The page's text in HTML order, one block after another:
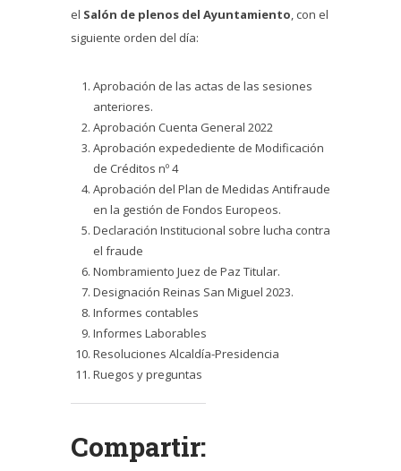
el Salón de plenos del Ayuntamiento, con el
siguiente orden del día:
Aprobación de las actas de las sesiones
anteriores.
Aprobación Cuenta General 2022
Aprobación expedediente de Modificación
de Créditos nº 4
Aprobación del Plan de Medidas Antifraude
en la gestión de Fondos Europeos.
Declaración Institucional sobre lucha contra
el fraude
Nombramiento Juez de Paz Titular.
Designación Reinas San Miguel 2023.
Informes contables
Informes Laborables
Resoluciones Alcaldía-Presidencia
Ruegos y preguntas
Compartir: